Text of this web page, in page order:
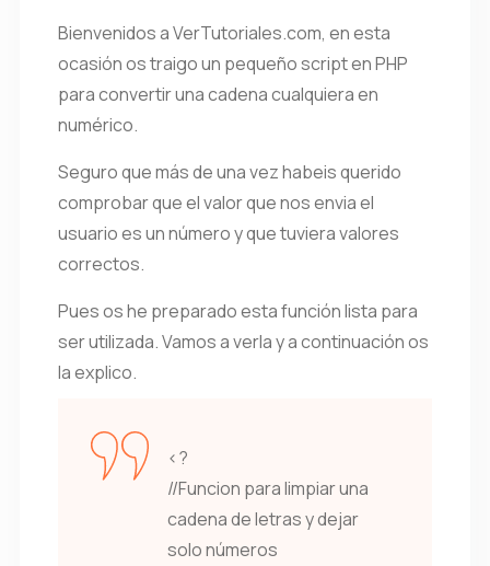
Bienvenidos a VerTutoriales.com, en esta
ocasión os traigo un pequeño script en PHP
para convertir una cadena cualquiera en
numérico.
Seguro que más de una vez habeis querido
comprobar que el valor que nos envia el
usuario es un número y que tuviera valores
correctos.
Pues os he preparado esta función lista para
ser utilizada. Vamos a verla y a continuación os
la explico.
<?
//Funcion para limpiar una
cadena de letras y dejar
solo números